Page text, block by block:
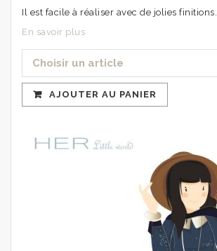
Il est facile à réaliser avec de jolies finitions.
En savoir plus
AJOUTER AU PANIER